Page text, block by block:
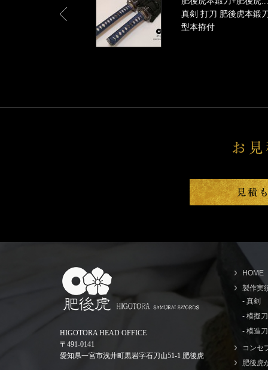
真剣 打刀 肥後虎本鍛
型本拵付
HIGOTORA HEAD OFFICE
〒491-0141
愛知県一宮市浅井町黒岩字石刀山51-1 肥後虎
HOME
製作実
- 真剣
- 模擬
- 模造刀
コンセ
肥後虎